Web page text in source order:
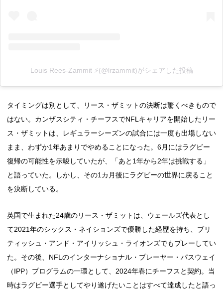
Louis Rees-Zammit ⚡️(@lrzammit)がシェアした投稿
タイミングは別として、リース・ザミットの決断は驚くべきもので
はない。カンザスシティ・チーフスでNFLキャリアを開始したリー
ス・ザミットは、レギュラーシーズンの試合には一度も出場しない
まま、わずか1年あまりでやめることになった。6月にはラグビー
復帰の可能性を示唆していたが、「あと1年から2年は挑戦する」
と語っていた。しかし、その1カ月後にラグビーの世界に戻ること
を決断している。
英国で生まれた24歳のリース・ザミットは、ウェールズ代表とし
て2021年のシックス・ネイションズで優勝した経歴を持ち、ブリ
ティッシュ・アンド・アイリッシュ・ライオンズでもプレーしてい
た。その後、NFLのインターナショナル・プレーヤー・パスウェイ
（IPP）プログラムの一環として、2024年春にチーフスと契約。当
時はラグビー選手としてやり遂げたいことはすべて達成したと語っ